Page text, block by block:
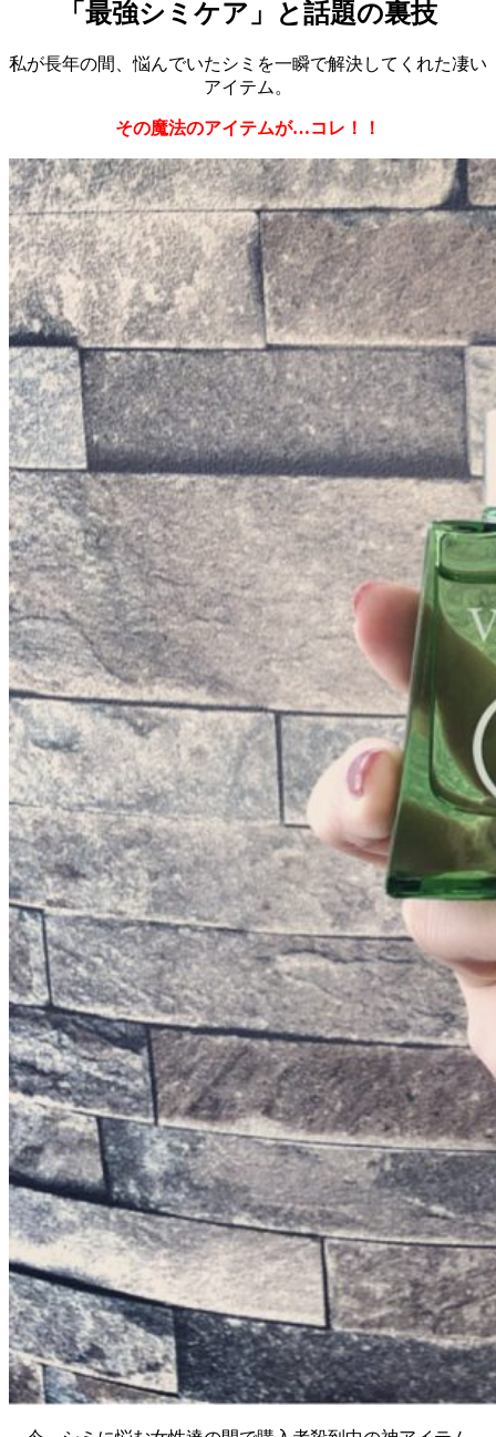
「最強シミケア」と話題の裏技
私が長年の間、悩んでいたシミを一瞬で解決してくれた凄い
アイテム。
その魔法のアイテムが…コレ！！